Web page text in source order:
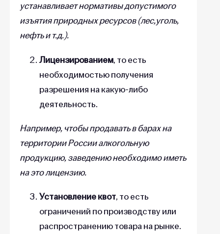
устанавливает нормативы допустимого
изъятия природных ресурсов (лес,уголь,
нефть и т.д.).
Лицензированием, то есть
необходимостью получения
разрешения на какую-либо
деятельность.
Например, чтобы продавать в барах на
территории России алкогольную
продукцию, заведению необходимо иметь
на это лицензию.
Установление квот, то есть
ограничений по производству или
распространению товара на рынке.